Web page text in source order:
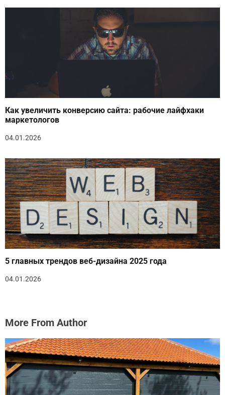
Как увеличить конверсию сайта: рабочие лайфхаки
маркетологов
04.01.2026
5 главных трендов веб-дизайна 2025 года
04.01.2026
More From Author